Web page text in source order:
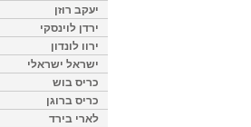
יעקב רוזן
ירדן לוינסקי
ירוו לונדון
ישראל ישראלי
כריס בוש
כריס ברוגן
לארי בירד